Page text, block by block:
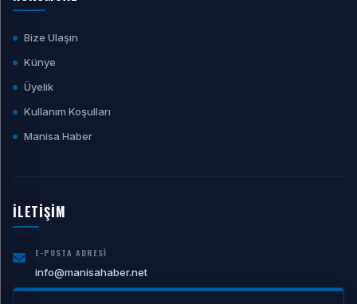
Bize Ulaşın
Künye
Üyelik
Kullanım Koşulları
Manisa Haber
İLETİŞİM
E-POSTA ADRESI
info@manisahaber.net